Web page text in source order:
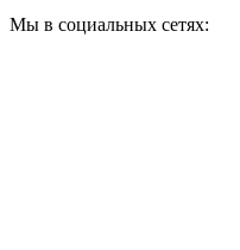
Мы в социальных сетях: